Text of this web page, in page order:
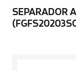
SEPARADOR